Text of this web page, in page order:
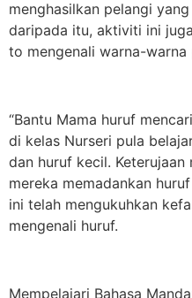
menghasilkan pelangi
daripada itu, aktiviti ini
to mengenali warna-
“Bantu Mama huruf
di kelas Nurseri pula
dan huruf kecil. Keterujaan
mereka memadankan
ini telah mengukuhkan
mengenali huruf.
Mempelajari Bahasa